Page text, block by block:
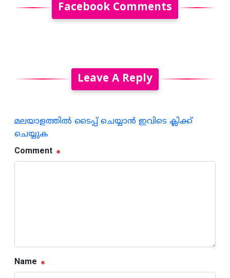
Facebook Comments
Leave A Reply
മലയാളത്തില്‍ ടൈപ്പ് ചെയ്യാന്‍ ഇവിടെ ക്ലിക്ക്
ചെയ്യുക
Comment
Name